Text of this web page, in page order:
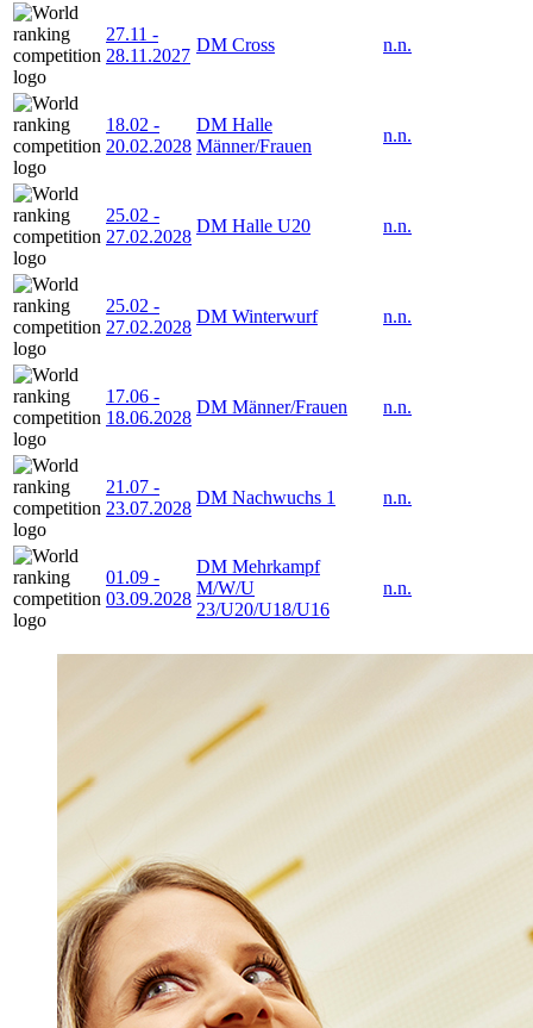
27.11 -
28.11.2027
DM Cross n.n.
18.02 -
20.02.2028
DM Halle
Männer/Frauen
n.n.
25.02 -
27.02.2028
DM Halle U20 n.n.
25.02 -
27.02.2028
DM Winterwurf n.n.
17.06 -
18.06.2028
DM Männer/Frauen n.n.
21.07 -
23.07.2028
DM Nachwuchs 1 n.n.
01.09 -
03.09.2028
DM Mehrkampf
M/W/U
23/U20/U18/U16
n.n.